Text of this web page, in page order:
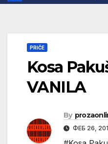
PRIČE
Kosa
VANILA
By
ФЕБ 26,